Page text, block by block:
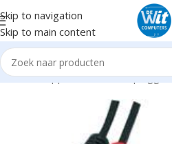
Skip to navigation
Skip to main content
Home Supplies Kabels en pluggen